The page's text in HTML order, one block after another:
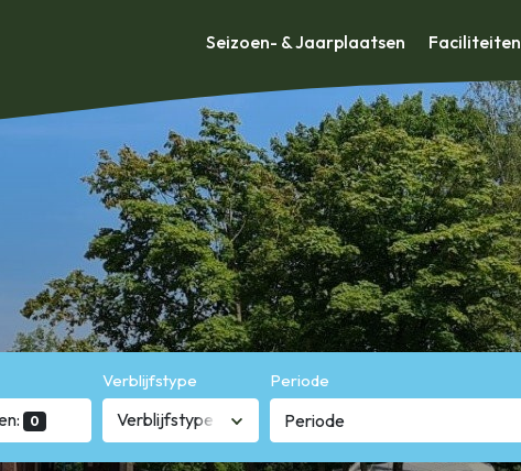
Seizoen- & Jaarplaatsen Faciliteiten
Verblijfstype
Verblijfstype
Periode
0